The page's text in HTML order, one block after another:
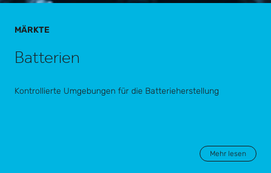
MÄRKTE
Batterien
Kontrollierte Umgebungen für die Batterieherstellung
Mehr lesen